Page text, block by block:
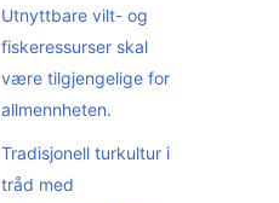
Utnyttbare vilt- og
fiskeressurser skal
være tilgjengelige for
allmennheten.
Tradisjonell turkultur i
tråd med